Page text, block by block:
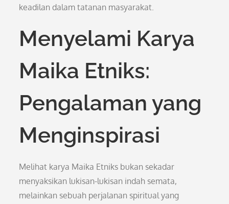
keadilan dalam tatanan masyarakat.
Menyelami Karya
Maika Etniks:
Pengalaman yang
Menginspirasi
Melihat karya Maika Etniks bukan sekadar
menyaksikan lukisan-lukisan indah semata,
melainkan sebuah perjalanan spiritual yang